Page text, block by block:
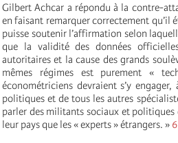
Gilbert Achcar a répondu à la contre-
en faisant remarquer correctement qu’il
puisse soutenir l’affirmation selon
que la validité des données
autoritaires et la cause des grands
mêmes régimes est purement «
économétriciens devraient s’y engager,
politiques et de tous les autres
parler des militants sociaux et
leur pays que les « experts » étrangers. » 6